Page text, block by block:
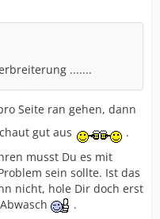
.......
Seite ran gehen, dann
gut aus
.
musst Du es mit
sein sollte. Ist das
nicht, hole Dir doch erst
.